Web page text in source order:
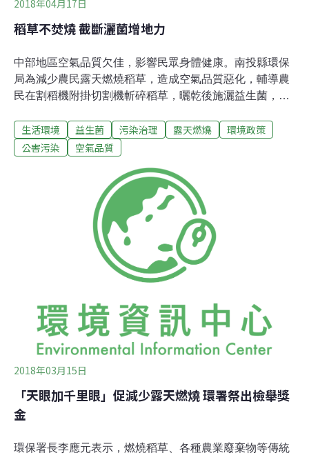
2018年04月17日
稻草不焚燒 截斷灑菌增地力
中部地區空氣品質欠佳，影響民眾身體健康。南投縣環保
局為減少農民露天燃燒稻草，造成空氣品質惡化，輔導農
民在割稻機附掛切割機斬碎稻草，曬乾後施灑益生菌，讓
環保局長方信雄說，依縣內水稻田分布，國道3、6號兩側
農地是最易發生露天燃燒地區，因此，畫為重點管制區；
UAV空拍機、架設即時監視系統，從遠端電腦或手機
APP，掌握重點區域情況，近年來反映燃燒稻草的案件已
大幅減少。方信雄指出，農糧署自2017年推動「益菌肥補
助方案」，對稻農提供每公斤5元補助，每公頃上限200公
斤；目前有愈來愈多農民採用稻草切割、現地翻耕掩埋及
施灑益生菌肥方式處理稻草，降低汙染還可厚植地力。
生活環境 益生菌 污染治理 露天燃燒
環境政策
公害污染
空氣品質
2018年03月15日
「天眼加千里眼」促減少露天燃燒 環署祭出檢舉獎
金
環保署長李應元表示，燃燒稻草、各種農業廢棄物等傳統